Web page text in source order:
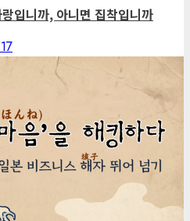
입니까, 아니면 집착입니까
17